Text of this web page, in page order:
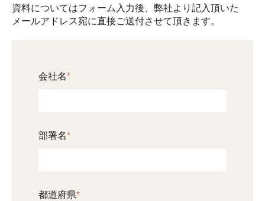
資料についてはフォーム入力後、弊社より記入頂いた
メールアドレス宛に直接ご送付させて頂きます。
会社名*
部署名*
都道府県*